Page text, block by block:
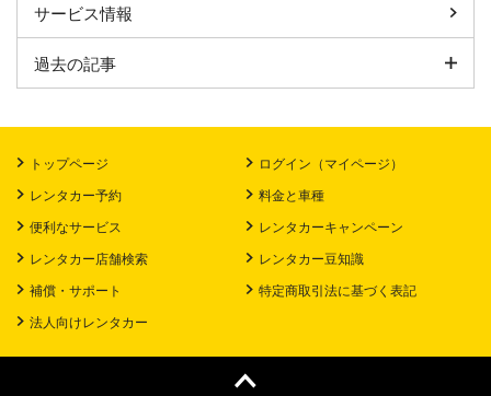
サービス情報
過去の記事
トップページ
ログイン（マイページ）
レンタカー予約
料金と車種
便利なサービス
レンタカーキャンペーン
レンタカー店舗検索
レンタカー豆知識
補償・サポート
特定商取引法に基づく表記
法人向けレンタカー